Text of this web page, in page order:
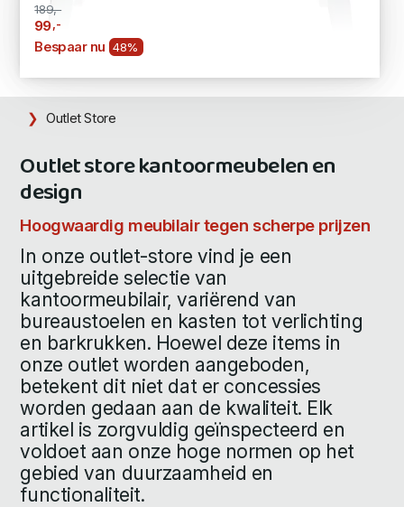
189,-
99,-
Bespaar nu 48%
Outlet Store
Outlet store kantoormeubelen en
design
Hoogwaardig meubilair tegen scherpe prijzen
In onze outlet-store vind je een
uitgebreide selectie van
kantoormeubilair, variërend van
bureaustoelen en kasten tot verlichting
en barkrukken. Hoewel deze items in
onze outlet worden aangeboden,
betekent dit niet dat er concessies
worden gedaan aan de kwaliteit. Elk
artikel is zorgvuldig geïnspecteerd en
voldoet aan onze hoge normen op het
gebied van duurzaamheid en
functionaliteit.